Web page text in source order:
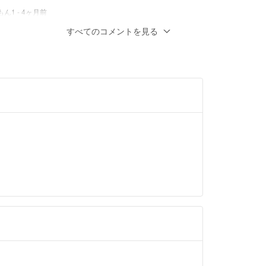
ん1 - 4ヶ月前
します。
すべてのコメントを見る